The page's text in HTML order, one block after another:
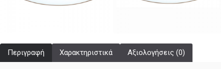
Περιγραφή Χαρακτηριστικά Αξιολογήσεις (0)